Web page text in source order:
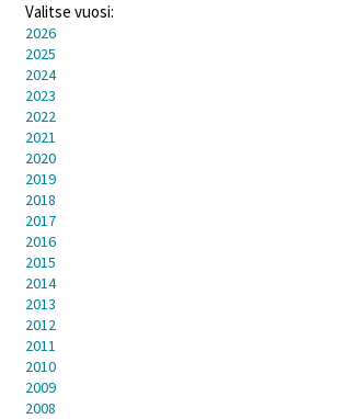
Valitse vuosi:
2026
2025
2024
2023
2022
2021
2020
2019
2018
2017
2016
2015
2014
2013
2012
2011
2010
2009
2008